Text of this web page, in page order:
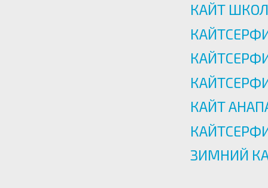
КАЙТ
КАЙТ
ЗИМНИЙ